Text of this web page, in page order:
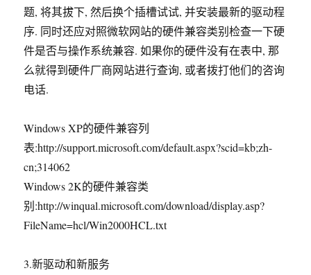
题, 将其拔下, 然后换个插槽试试, 并安装最新的驱动程
序. 同时还应对照微软网站的硬件兼容类别检查一下硬
件是否与操作系统兼容. 如果你的硬件没有在表中, 那
么就得到硬件厂商网站进行查询, 或者拨打他们的咨询
电话.
Windows XP的硬件兼容列
表:http://support.microsoft.com/default.aspx?scid=kb;zh-
cn;314062
Windows 2K的硬件兼容类
别:http://winqual.microsoft.com/download/display.asp?
FileName=hcl/Win2000HCL.txt
3.新驱动和新服务